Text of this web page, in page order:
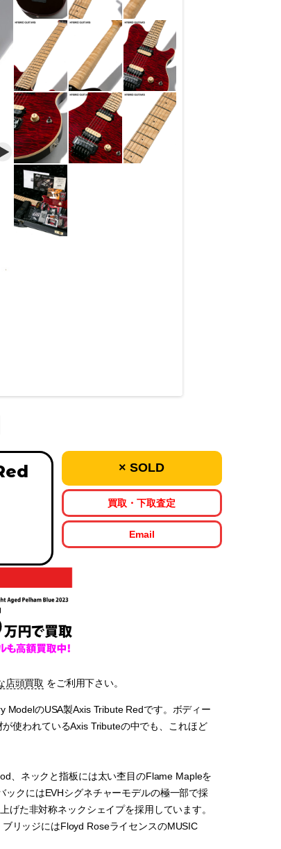
× SOLD
買取・下取査定
Email
店頭買取 をご利用下さい。
ModelのUSA製Axis Tribute Redです。ボディー
使われているAxis Tributeの中でも、これほど
、ネックと指板には太い杢目のFlame Mapleを
クにはEVHシグネチャーモデルの極一部で採
た非対称ネックシェイプを採用しています。
リッジにはFloyd RoseライセンスのMUSIC